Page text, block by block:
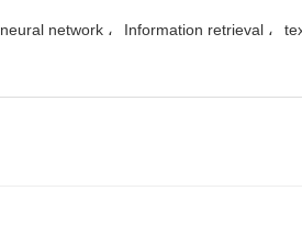
neural network
Information retrieval